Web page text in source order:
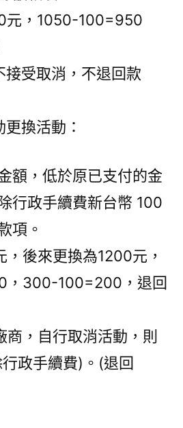
元，1050-100=950
接受取消，不退回款
換活動：
額，低於原已支付的金
行政手續費新台幣 100
項。
後來更換為1200元，
，300-100=200，退回
商，自行取消活動，則
政手續費)。(退回